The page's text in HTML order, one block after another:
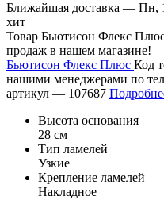
Ближайшая доставка — Пн,
хит
Товар Бьютисон Флекс
продаж в нашем магазине!
Бьютисон Флекс Плюс Код
нашими менеджерами по
артикул — 107687
Высота основания
28 см
Тип ламелей
Узкие
Крепление ламелей
Накладное